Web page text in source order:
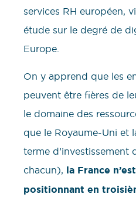
services RH européen,
étude sur le degré de
Europe.
On y apprend que les
peuvent être fières de
le domaine des
que le Royaume-Uni et
terme d’investissement
chacun), la France
positionnant en